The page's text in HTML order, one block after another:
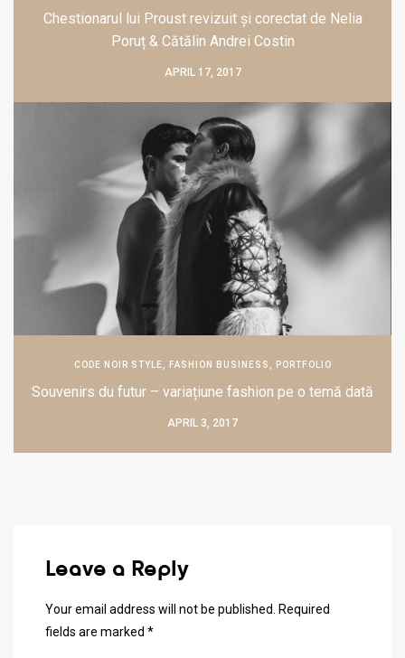
Chestionarul lui Proust revizuit și corectat de Nelia
Poruț & Cătălin Andrei Costin
APRIL 17, 2017
CODE NOIR STYLE FASHION BUSINESS PORTFOLIO
Souvenirs du futur – variațiune fashion pe o temă dată
APRIL 3, 2017
Leave a Reply
Your email address will not be published.
Required
fields are marked *